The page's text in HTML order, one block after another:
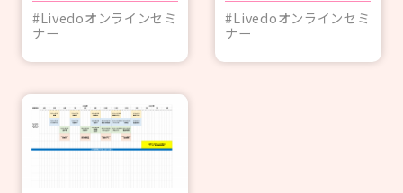
#Livedoオンラインセミ
ナー
#Livedoオンラインセミ
ナー